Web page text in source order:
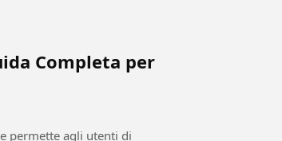
Completa per
permette agli utenti di